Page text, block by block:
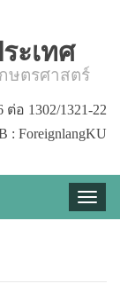
ะเทศ
ษตรศาสตร์
ต่อ 1302/1321-22
: ForeignlangKU
Toggle